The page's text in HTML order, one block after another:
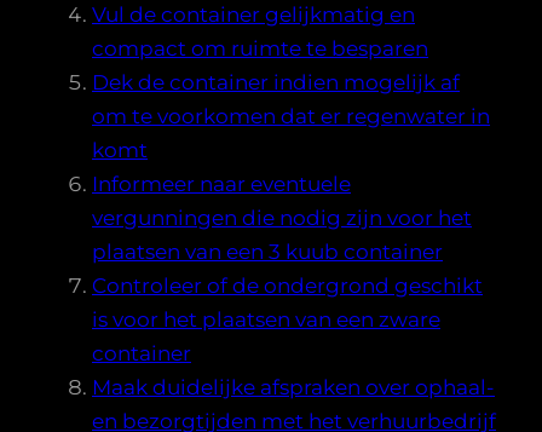
Vul de container gelijkmatig en
compact om ruimte te besparen
Dek de container indien mogelijk af
om te voorkomen dat er regenwater in
komt
Informeer naar eventuele
vergunningen die nodig zijn voor het
plaatsen van een 3 kuub container
Controleer of de ondergrond geschikt
is voor het plaatsen van een zware
container
Maak duidelijke afspraken over ophaal-
en bezorgtijden met het verhuurbedrijf